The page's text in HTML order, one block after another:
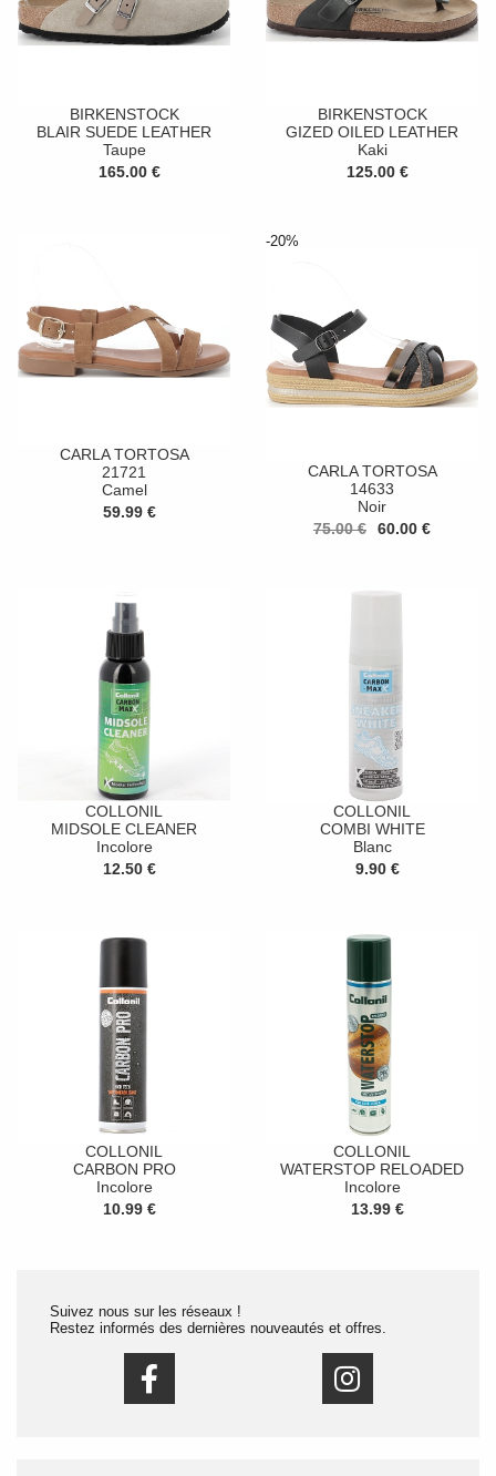
BIRKENSTOCK
BLAIR SUEDE LEATHER
Taupe
165.00 €
BIRKENSTOCK
GIZED OILED LEATHER
Kaki
125.00 €
CARLA TORTOSA
21721
Camel
59.99 €
-20%
CARLA TORTOSA
14633
Noir
75.00 €
60.00 €
COLLONIL
MIDSOLE CLEANER
Incolore
12.50 €
COLLONIL
COMBI WHITE
Blanc
9.90 €
COLLONIL
CARBON PRO
Incolore
10.99 €
COLLONIL
WATERSTOP RELOADED
Incolore
13.99 €
Suivez nous sur les réseaux !
Restez informés des dernières nouveautés et offres.